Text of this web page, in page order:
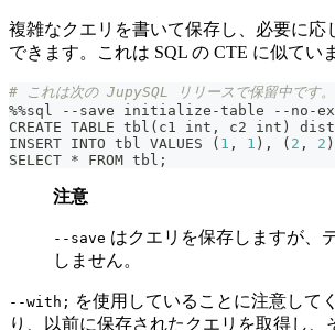
複雑なクエリを書いて保存し、必要に応
できます。これは SQL の CTE に似てい
# これは次の JupySQL リリースで保留中です。
%%sql - - save initialize -table - - no -
CREATE TABLE tbl ( c1 int , c2 int )
INSERT INTO tbl VALUES
( 1 , 1 ) , ( 2 , 2 )
SELECT * FROM tbl ;
注意
--save はクエリを保存しますが、
しません。
--with; を使用していることに注意して
り、以前に保存されたクエリを取得し、